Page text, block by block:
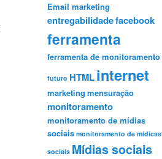
Email marketing
entregabilidadefacebook
ferramenta
ferramenta de monitoramento
futuro HTMLinternet
marketing mensuração
monitoramento
monitoramento de mídias
sociais monitoramento de mídicas
sociais Mídias sociais